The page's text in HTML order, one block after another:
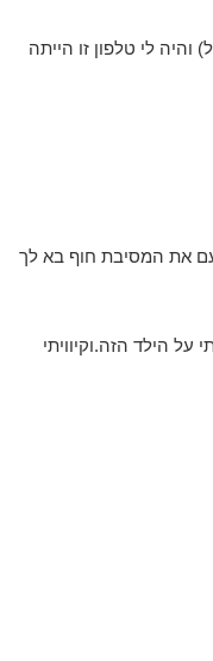
והיה לי טלפון זו הייתה
פעם את המסיבת חוף בא לך
הילד הזה.וקיוויתי